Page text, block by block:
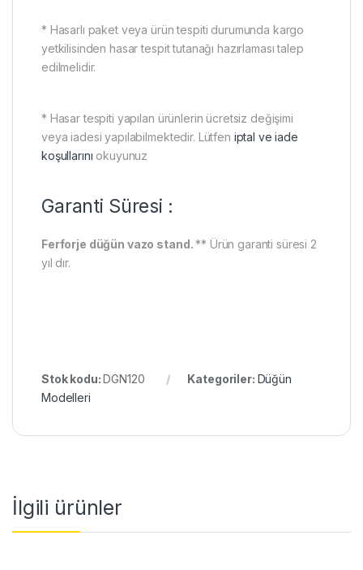
* Hasarlı paket veya ürün tespiti durumunda kargo
yetkilisinden hasar tespit tutanağı hazırlaması talep
edilmelidir.
* Hasar tespiti yapılan ürünlerin ücretsiz değişimi
veya iadesi yapılabilmektedir. Lütfen iptal ve iade
koşullarını okuyunuz
Garanti Süresi :
Ferforje düğün vazo stand.** Ürün garanti süresi 2
yıl dır.
Stok kodu:DGN120 Kategoriler: Düğün
Modelleri
İlgili ürünler